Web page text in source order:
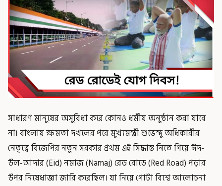
সাধারণ মানুষের অসুবিধা করে কোনও ধর্মীয় অনুষ্ঠান করা যাবে
না। বাংলায় ক্ষমতা দখলের পরে মুখ্যমন্ত্রী শুভেন্দু অধিকারীর
নেতৃত্বে বিজেপির নতুন সরকার প্রথম এই সিদ্ধান্ত নিতে গিয়ে ঈদ-
উল-আদার (Eid) নমাজ (Namaj) রেড রোডে (Red Road) পড়ার
উপর নিষেধাজ্ঞা জারি করেছিল। যা নিয়ে গোটা বিশ্বে আলোচনা